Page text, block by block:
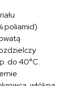
poliamid)
do 40°C.